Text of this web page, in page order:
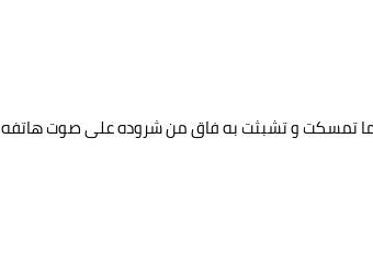
تمسكت و تشبثت به فاق من شروده على صوت هاتفه